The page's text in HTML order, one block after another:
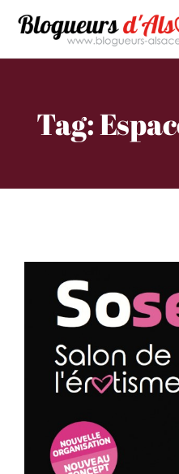
Tag: